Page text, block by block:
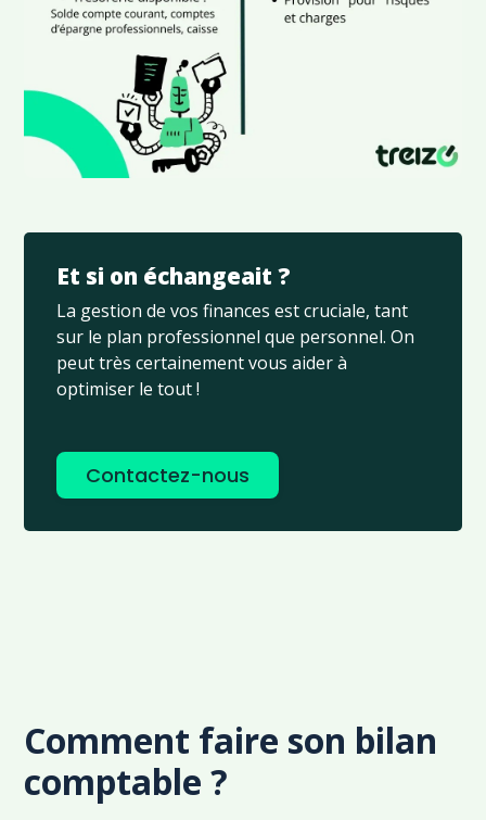
Et si on échangeait ?
La gestion de vos finances est cruciale, tant
sur le plan professionnel que personnel. On
peut très certainement vous aider à
optimiser le tout !
Contactez-nous
Comment faire son bilan
comptable ?